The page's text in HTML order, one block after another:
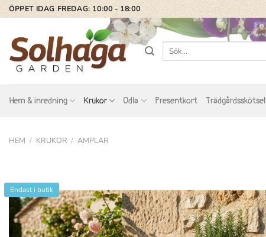
Skip
to
content
ÖPPET IDAG FREDAG: 10:00 - 18:00
Sök
Hem & inredning Krukor Odla Presentkort Trädgårdsskötsel
HEM / KRUKOR / AMPLAR
Endast i butik